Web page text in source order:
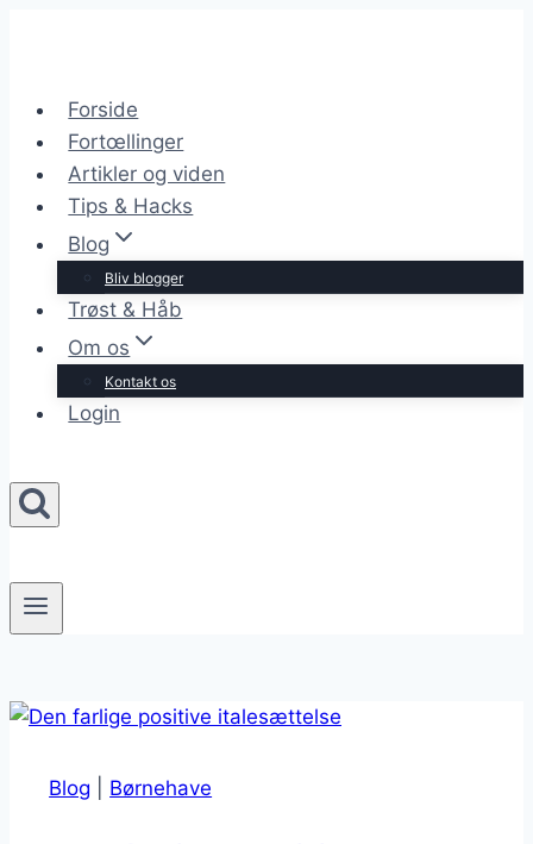
Forside
Fortœllinger
Artikler og viden
Tips & Hacks
Blog
Bliv blogger
Trøst & Håb
Om os
Kontakt os
Login
Blog Børnehave